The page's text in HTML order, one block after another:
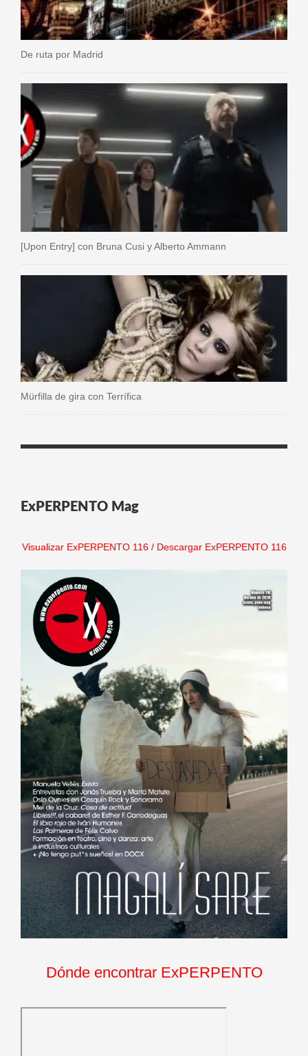
De ruta por Madrid
[Upon Entry] con Bruna Cusi y Alberto Ammann
Mürfilla de gira con Terrífica
ExPERPENTO Mag
Visualizar ExPERPENTO 116/ Descargar ExPERPENTO 116
Dónde encontrar ExPERPENTO